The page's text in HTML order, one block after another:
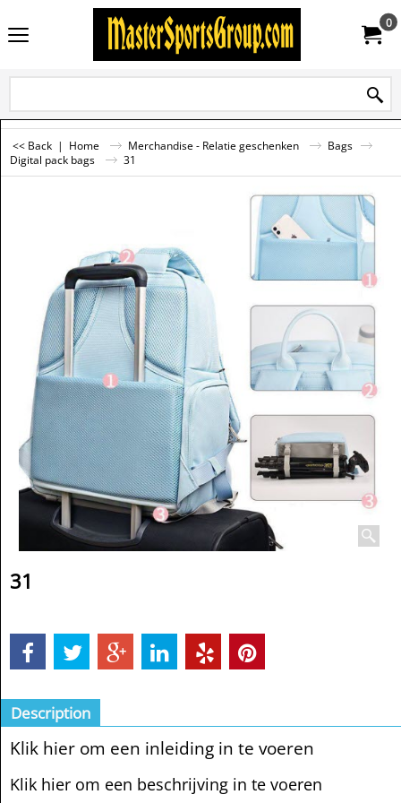
0
<< Back | Home Merchandise - Relatie geschenken
Bags
Digital pack bags
31
31
Description
Klik hier om een inleiding in te voeren
Klik hier om een beschrijving in te voeren